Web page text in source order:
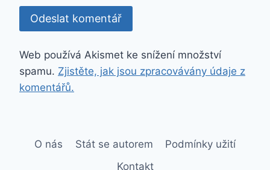
Web používá Akismet ke snížení množství
spamu. Zjistěte, jak jsou zpracovávány údaje z
komentářů.
O nás Stát se autorem
Podmínky užití
Kontakt